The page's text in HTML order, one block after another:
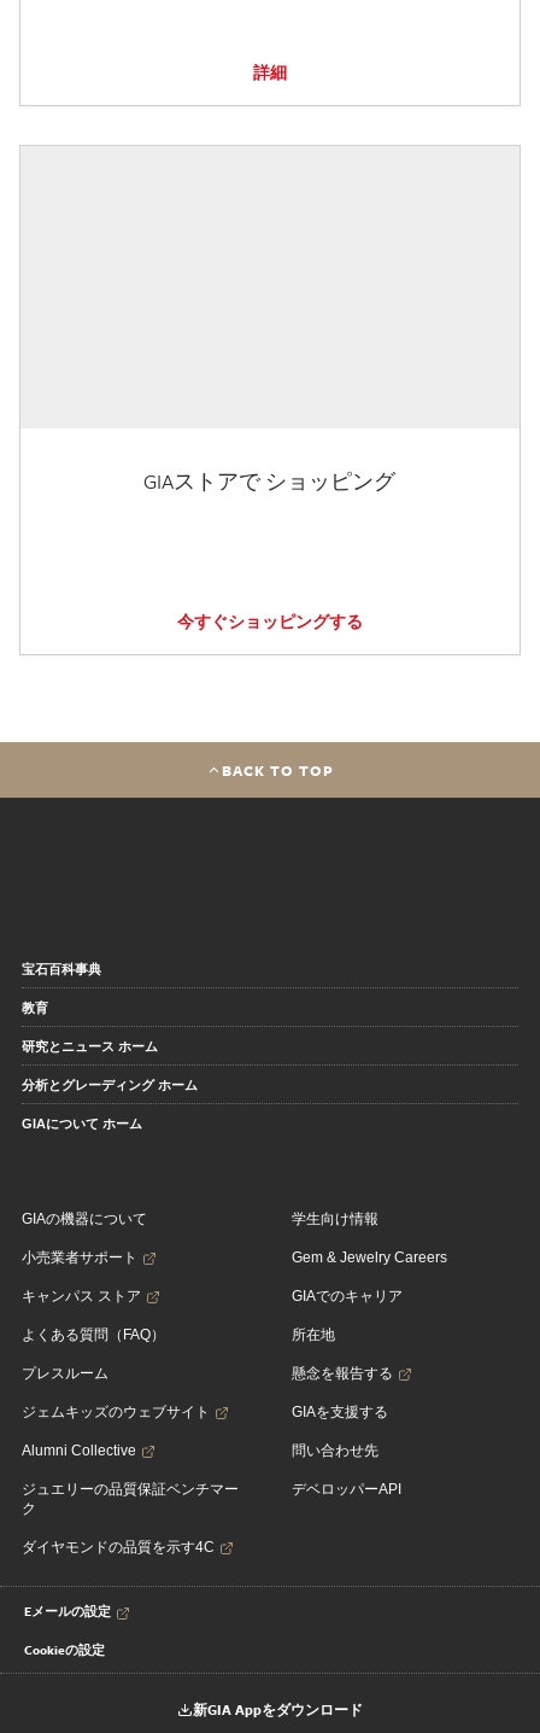
詳細
GIAストアで ショッピング
今すぐショッピングする
BACK TO TOP
宝石百科事典
教育
研究とニュース ホーム
分析とグレーディング ホーム
GIAについて ホーム
GIAの機器について
小売業者サポート
キャンパス ストア
よくある質問（FAQ）
プレスルーム
ジェムキッズのウェブサイト
Alumni Collective
ジュエリーの品質保証ベンチマー
ク
ダイヤモンドの品質を示す4C
学生向け情報
Gem & Jewelry Careers
GIAでのキャリア
所在地
懸念を報告する
GIAを支援する
問い合わせ先
デベロッパーAPI
Eメールの設定
Cookieの設定
新GIA Appをダウンロード